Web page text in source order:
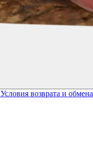
Условия возврата и обмена